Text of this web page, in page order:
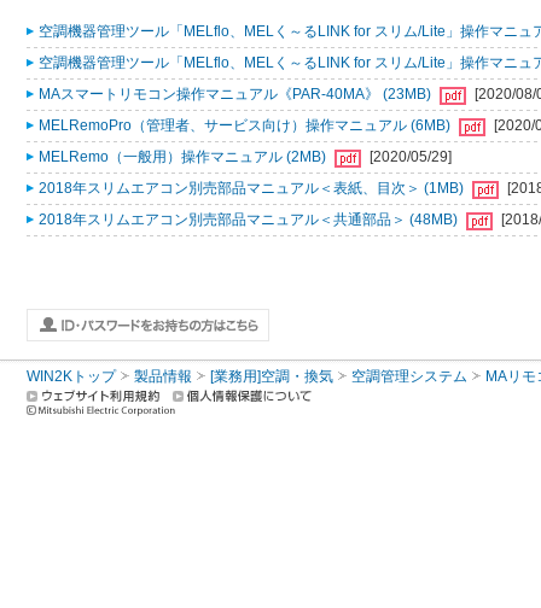
空調機器管理ツール「MELflo、MELく～るLINK for スリム/Lite」操作マニュ
空調機器管理ツール「MELflo、MELく～るLINK for スリム/Lite」操作マニュ
MAスマートリモコン操作マニュアル《PAR-40MA》 (23MB)
[2020/08/
MELRemoPro（管理者、サービス向け）操作マニュアル (6MB)
[2020/
MELRemo（一般用）操作マニュアル (2MB)
[2020/05/29]
2018年スリムエアコン別売部品マニュアル＜表紙、目次＞ (1MB)
2018年スリムエアコン別売部品マニュアル＜共通部品＞ (48MB)
WIN2Kトップ 製品情報 [業務用]空調・換気 空調管理システム MAリモ